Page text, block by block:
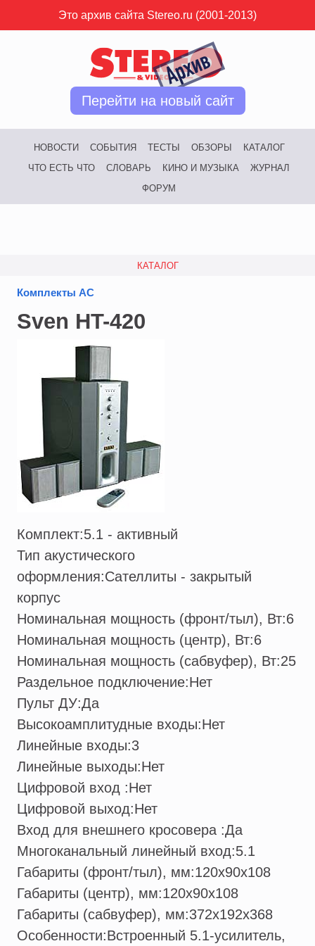
Это архив сайта Stereo.ru (2001-2013)
Перейти на новый сайт
НОВОСТИ СОБЫТИЯ ТЕСТЫ ОБЗОРЫ
КАТАЛОГ
ЧТО ЕСТЬ ЧТО
СЛОВАРЬ КИНО И МУЗЫКА
ЖУРНАЛ
ФОРУМ
КАТАЛОГ
Комплекты АС
Sven HT-420
Комплект:5.1 - активный
Тип акустического
оформления:Сателлиты - закрытый
корпус
Номинальная мощность (фронт/тыл), Вт:6
Номинальная мощность (центр), Вт:6
Номинальная мощность (сабвуфер), Вт:25
Раздельное подключение:Нет
Пульт ДУ:Да
Высокоамплитудные входы:Нет
Линейные входы:3
Линейные выходы:Нет
Цифровой вход :Нет
Цифровой выход:Нет
Вход для внешнего кросовера :Да
Многоканальный линейный вход:5.1
Габариты (фронт/тыл), мм:120x90x108
Габариты (центр), мм:120x90x108
Габариты (сабвуфер), мм:372x192x368
Особенности:Встроенный 5.1-усилитель,